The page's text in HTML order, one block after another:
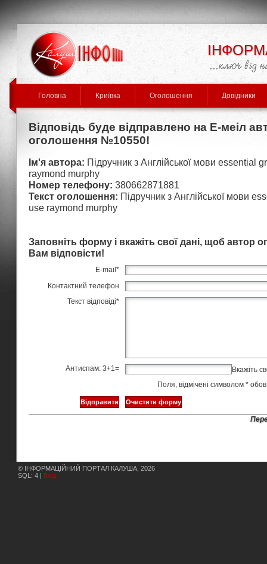
Головна Криївка Оголошення Довідники
Відповідь буде відправлено на Е-меіл
оголошення №10550!
Ім'я автора: Підручник з Англійської мови essential
raymond murphy
Номер телефону: 380662871881
Текст оголошення: Підручник з Англійської мови
use raymond murphy
Заповніть форму і вкажіть свої дані, щоб автор
Вам відповісти!
E-mail *
Контактний телефон
Текст відповіді*
Антиспам: 3+1=
Вкажіть
Поля, відмічені символом *
© ІНФОРМАЦІЙНИЙ ПОРТАЛ КАЛУША, 2026
SQL: 4 | Вхід